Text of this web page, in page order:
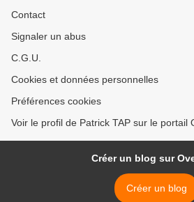
Contact
Signaler un abus
C.G.U.
Cookies et données personnelles
Préférences cookies
Voir le profil de Patrick TAP sur le portail
Créer un blog sur
Créer un blog